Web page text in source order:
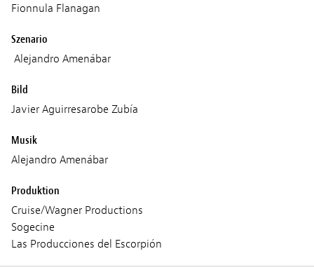
Fionnula Flanagan
Szenario
Alejandro Amenábar
Bild
Javier Aguirresarobe Zubía
Musik
Alejandro Amenábar
Produktion
Cruise/Wagner Productions
Sogecine
Las Producciones del Escorpión